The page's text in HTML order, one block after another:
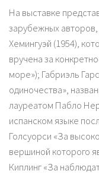
На выставке
зарубежных
Хемингуэй (1954),
вручена за
море»); Габриэль
одиночества»,
лауреатом Пабло
испанском языке
Голсуорси «За
вершиной которого
Киплинг «За